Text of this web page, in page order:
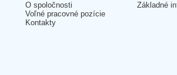
O spoločnosti
Voľné pracovné pozície
Kontakty
Základné